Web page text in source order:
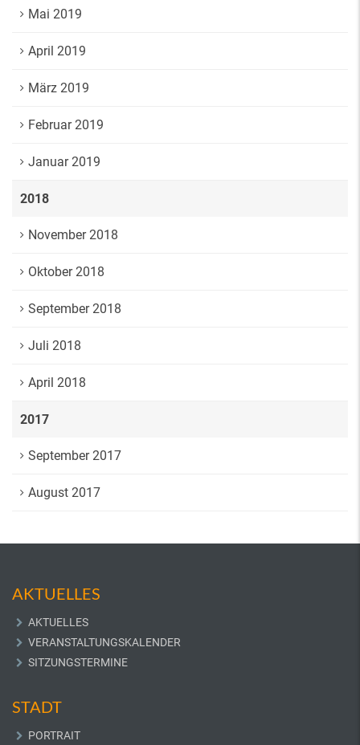
Mai 2019
April 2019
März 2019
Februar 2019
Januar 2019
2018
November 2018
Oktober 2018
September 2018
Juli 2018
April 2018
2017
September 2017
August 2017
AKTUELLES
AKTUELLES
VERANSTALTUNGSKALENDER
SITZUNGSTERMINE
STADT
PORTRAIT